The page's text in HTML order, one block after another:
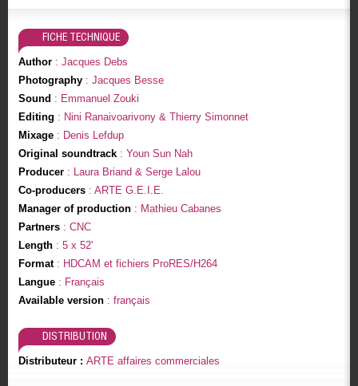
FICHE TECHNIQUE
Author: Jacques Debs
Photography: Jacques Besse
Sound : Emmanuel Zouki
Editing : Nini Ranaivoarivony & Thierry Simonnet
Mixage: Denis Lefdup
Original soundtrack: Youn Sun Nah
Producer: Laura Briand & Serge Lalou
Co-producers: ARTE G.E.I.E.
Manager of production: Mathieu Cabanes
Partners: CNC
Length: 5 x 52'
Format: HDCAM et fichiers ProRES/H264
Langue: Français
Available version: français
DISTRIBUTION
Distributeur : ARTE affaires commerciales